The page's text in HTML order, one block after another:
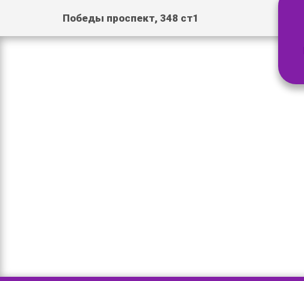
Победы проспект, 348 ст1